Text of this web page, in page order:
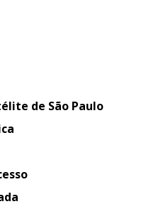
de São Paulo